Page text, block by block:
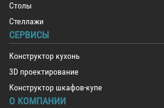
Столы
Стеллажи
СЕРВИСЫ
Конструктор кухонь
3D проектирование
Конструктор шкафов-купе
О КОМПАНИИ